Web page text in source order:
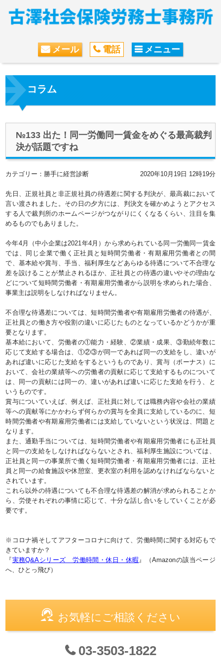
メール 電話 メニュー
コラム
№133 出た！同一労働同一賃金をめぐる最高裁判
決が話題ですね
カテゴリー：勝手に経営診断 2020年10月19日 12時19分
先日、正規社員と非正規社員の待遇差に関する判決が、最高裁において
言い渡されました。その日の夕方には、判決文を確かめようとアクセス
する人で裁判所のホームページがつながりにくくなるくらい、注目を集
めるものでもありました。
今年4月（中小企業は2021年4月）から求められている同一労働同一賃金
では、同じ企業で働く正社員と短時間労働者・有期雇用労働者との間
で、基本給や賞与、手当、福利厚生などあらゆる待遇について不合理な
差を設けることが禁止されるほか、正社員との待遇の違いやその理由な
どについて短時間労働者・有期雇用労働者から説明を求められた場合、
事業主は説明をしなければなりません。
不合理な待遇差については、短時間労働者や有期雇用労働者の待遇が、
正社員との働き方や役割の違いに応じたものとなっているかどうかが重
要となります。
基本給において、労働者の①能力・経験、②業績・成果、③勤続年数に
応じて支給する場合は、①②③が同一であれば同一の支給をし、違いが
あれば違いに応じた支給をするというものであり、賞与（ボーナス）に
おいて、会社の業績等への労働者の貢献に応じて支給するものについて
は、同一の貢献には同一の、違いがあれば違いに応じた支給を行う、と
いうものです。
賞与についていえば、例えば、正社員に対しては職務内容や会社の業績
等への貢献等にかかわらず何らかの賞与を全員に支給しているのに、短
時間労働者や有期雇用労働者には支給していないという状況は、問題と
なります。
また、通勤手当については、短時間労働者や有期雇用労働者にも正社員
と同一の支給をしなければならないとされ、福利厚生施設については、
正社員と同一の事業所で働く短時間労働者・有期雇用労働者には、正社
員と同一の給食施設や休憩室、更衣室の利用を認めなければならないと
されています。
これら以外の待遇についても不合理な待遇差の解消が求められることか
ら、労使それぞれの事情に応じて、十分な話し合いをしていくことが必
要です。
※コロナ禍そしてアフターコロナに向けて、労働時間に関する対応もで
きていますか？
『実務Q&Aシリーズ 労働時間・休日・休暇』（Amazonの該当ページ
へ、ひとっ飛び）
お気軽にご相談ください
03-3503-1822